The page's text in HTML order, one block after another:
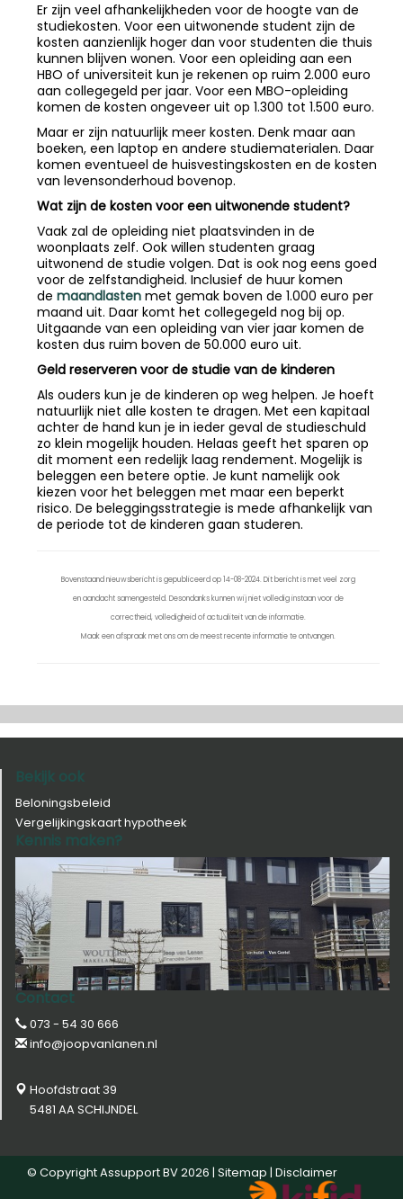
Er zijn veel afhankelijkheden voor de hoogte van de
studiekosten. Voor een uitwonende student zijn de
kosten aanzienlijk hoger dan voor studenten die thuis
kunnen blijven wonen. Voor een opleiding aan een
HBO of universiteit kun je rekenen op ruim 2.000 euro
aan collegegeld per jaar. Voor een MBO-opleiding
komen de kosten ongeveer uit op 1.300 tot 1.500 euro.
Maar er zijn natuurlijk meer kosten. Denk maar aan
boeken, een laptop en andere studiematerialen. Daar
komen eventueel de huisvestingskosten en de kosten
van levensonderhoud bovenop.
Wat zijn de kosten voor een uitwonende student?
Vaak zal de opleiding niet plaatsvinden in de
woonplaats zelf. Ook willen studenten graag
uitwonend de studie volgen. Dat is ook nog eens goed
voor de zelfstandigheid. Inclusief de huur komen
de maandlasten met gemak boven de 1.000 euro per
maand uit. Daar komt het collegegeld nog bij op.
Uitgaande van een opleiding van vier jaar komen de
kosten dus ruim boven de 50.000 euro uit.
Geld reserveren voor de studie van de kinderen
Als ouders kun je de kinderen op weg helpen. Je hoeft
natuurlijk niet alle kosten te dragen. Met een kapitaal
achter de hand kun je in ieder geval de studieschuld
zo klein mogelijk houden. Helaas geeft het sparen op
dit moment een redelijk laag rendement. Mogelijk is
beleggen een betere optie. Je kunt namelijk ook
kiezen voor het beleggen met maar een beperkt
risico. De beleggingsstrategie is mede afhankelijk van
de periode tot de kinderen gaan studeren.
Bovenstaand nieuwsbericht is gepubliceerd op 14-08-2024. Dit bericht is met veel zorg
en aandacht samengesteld. Desondanks kunnen wij niet volledig instaan voor de
correctheid, volledigheid of actualiteit van de informatie.
Maak een afspraak met ons om de meest recente informatie te ontvangen.
Bekijk ook
Beloningsbeleid
Vergelijkingskaart hypotheek
Kennis maken?
Contact
073 - 54 30 666
info@joopvanlanen.nl
Hoofdstraat 39
5481 AA SCHIJNDEL
© CopyrightAssupport BV2026 | Sitemap | Disclaimer